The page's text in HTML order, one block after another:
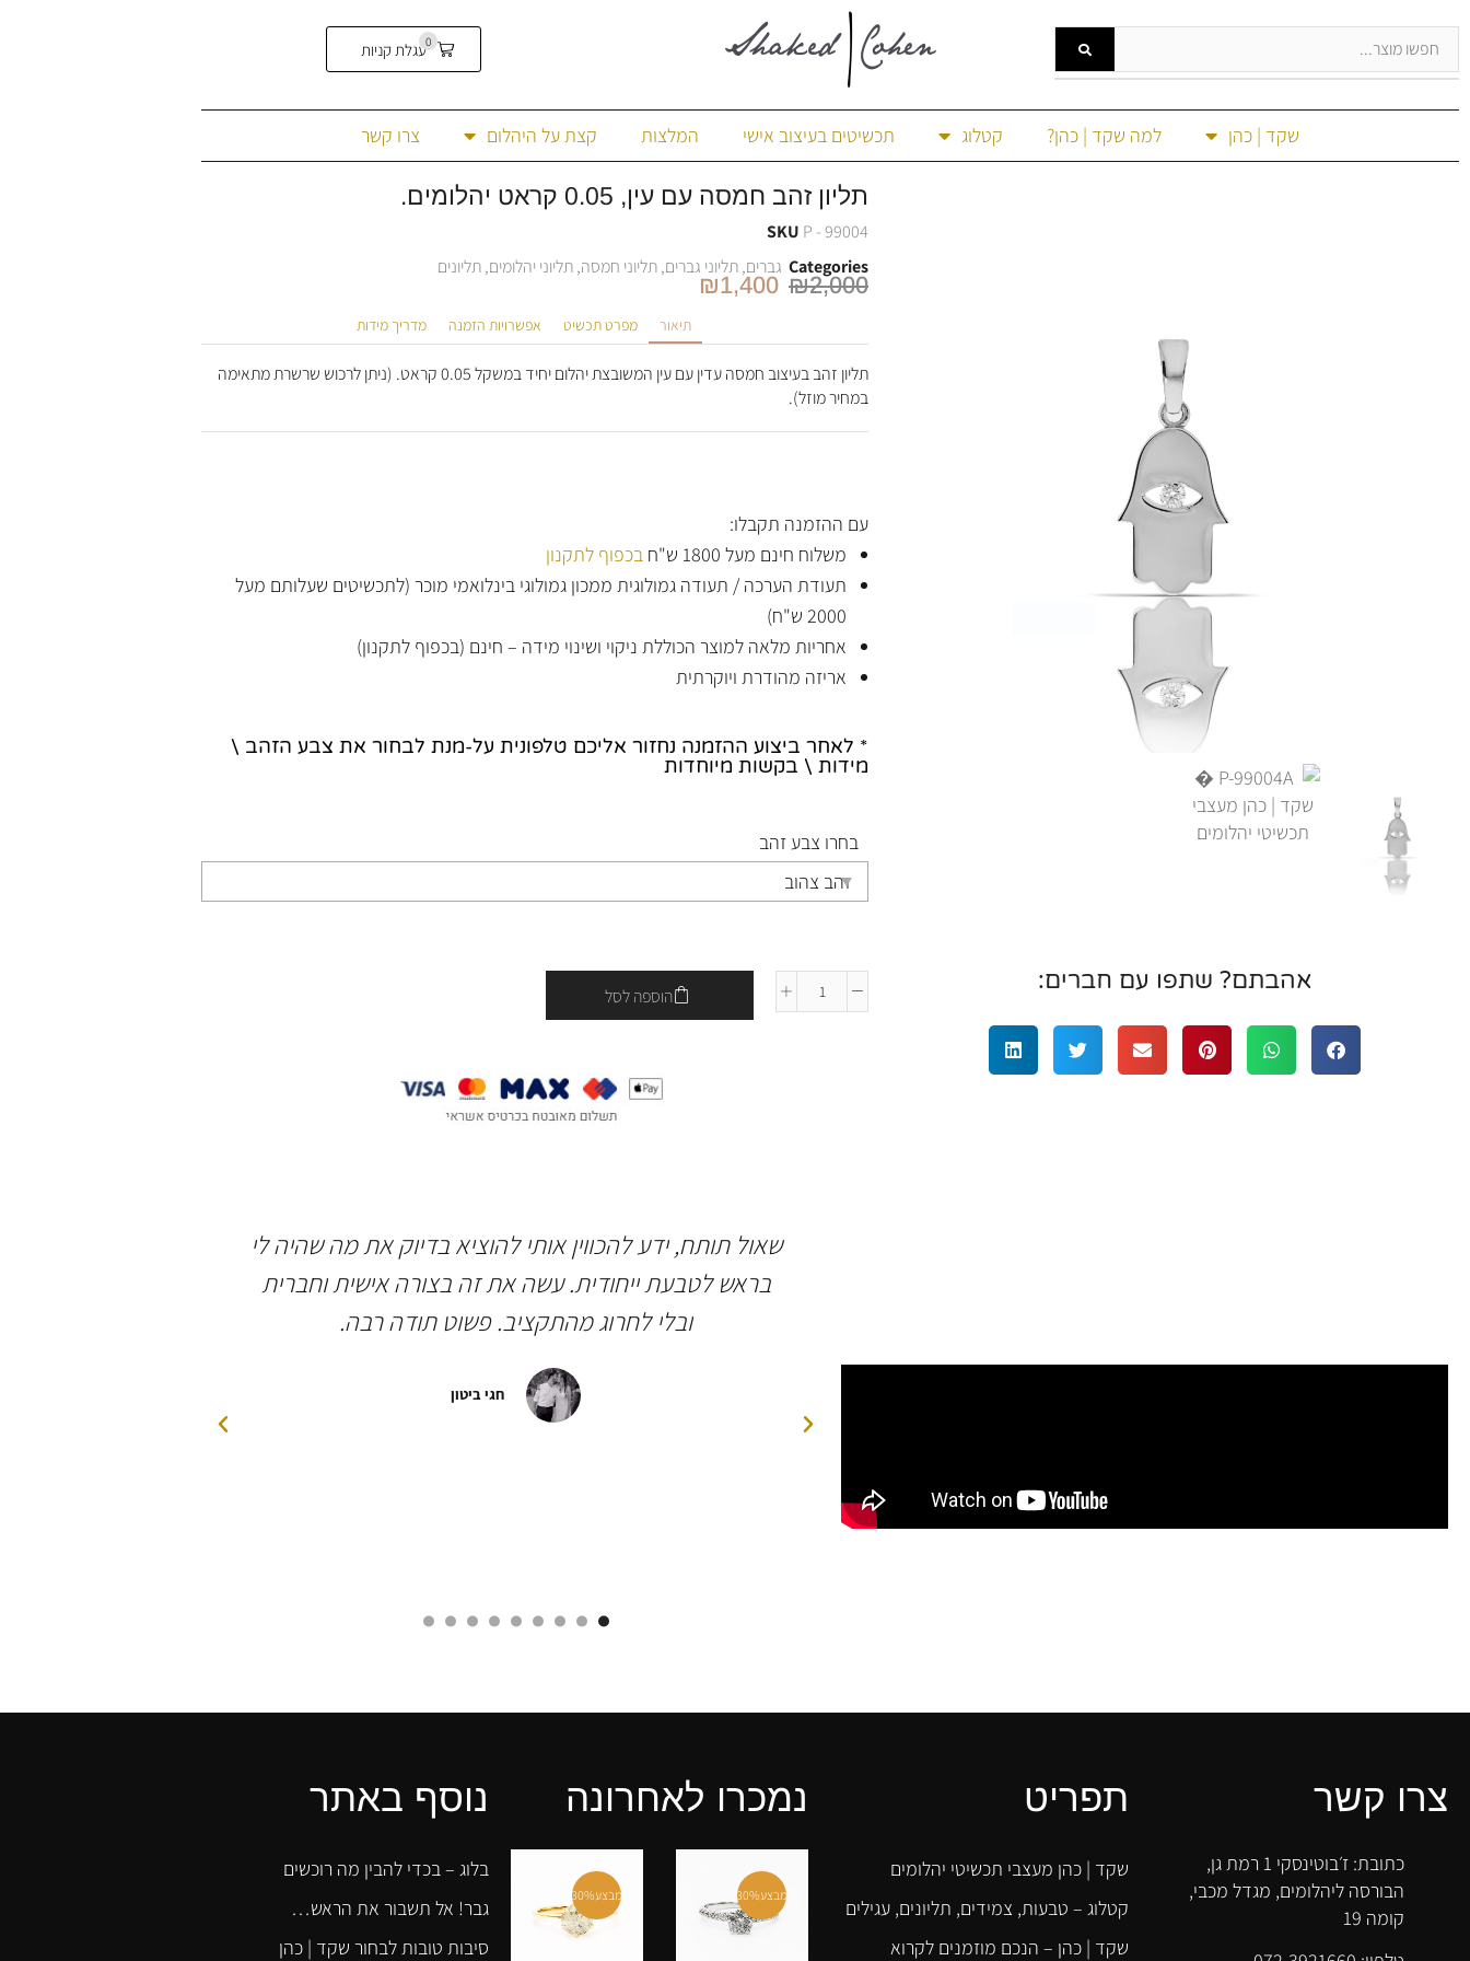
0עגלת קניות
שקד | כהן למה שקד | כהן? קטלוג תכשיטים בעיצוב אישי המלצות קצת על היהלום צרו קשר
אהבתם? שתפו עם חברים:
תליון זהב חמסה עם עין, 0.05 קראט יהלומים.
SKU P - 99004
Categories גברים,תליוני גברים,תליוני חמסה,תליוני יהלומים,תליונים
₪2,000
₪1,400
תיאור מפרט תכשיט אפשרויות הזמנה מדריך מידות
תליון זהב בעיצוב חמסה עדין עם עין המשובצת יהלום יחיד במשקל 0.05 קראט. (ניתן לרכוש שרשרת מתאימה
במחיר מוזל).
עם ההזמנה תקבלו:
משלוח חינם מעל 1800 ש"ח
בכפוף לתקנון
תעודת הערכה / תעודה גמולוגית ממכון גמולוגי בינלואמי מוכר (לתכשיטים שעלותם מעל
2000 ש"ח)
אחריות מלאה למוצר הכוללת ניקוי ושינוי מידה – חינם (בכפוף לתקנון)
אריזה מהודרת ויוקרתית
* לאחר ביצוע ההזמנה נחזור אליכם טלפונית על-מנת לבחור את צבע הזהב \
מידות \ בקשות מיוחדות
בחרו צבע זהב
הוספה לסל
אמרלד. בכולם היה יחס מעולה, גמישות בפגישות לצורך
שאול תותח, ידע להכווין אותי להוציא בדיוק את מה שהיה לי
בראש לטבעת ייחודית. עשה את זה בצורה אישית וחברית
ובלי לחרוג מהתקציב. פשוט תודה רבה.
חגי ביטון
צרו קשר
כתובת: ז׳בוטינסקי 1 רמת גן,
הבורסה ליהלומים, מגדל מכבי,
קומה 19
תפריט
שקד | כהן מעצבי תכשיטי יהלומים
קטלוג – טבעות, צמידים, תליונים, עגילים
שקד | כהן – הנכם מוזמנים לקרוא
נמכרו לאחרונה
מבצע30% מבצע30%
נוסף באתר
בלוג – בכדי להבין מה רוכשים
גבר! אל תשבור את הראש…
סיבות טובות לבחור שקד | כהן